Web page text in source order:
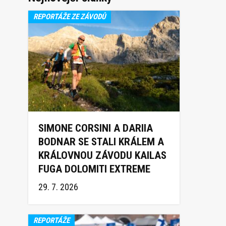
REPORTÁŽE ZE ZÁVODŮ
SIMONE CORSINI A DARIIA
BODNAR SE STALI KRÁLEM A
KRÁLOVNOU ZÁVODU KAILAS
FUGA DOLOMITI EXTREME
TRAIL 2026
29. 7. 2026
REPORTÁŽE